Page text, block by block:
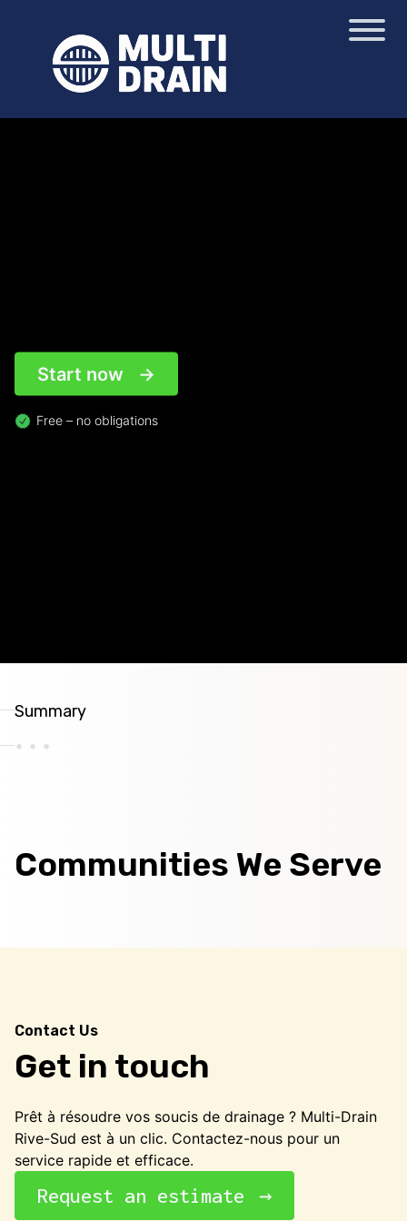
Start now
Free – no obligations
Summary
Communities We Serve
Contact Us
Get in touch
Prêt à résoudre vos soucis de drainage ? Multi-Drain
Rive-Sud est à un clic. Contactez-nous pour un
service rapide et efficace.
Request an estimate